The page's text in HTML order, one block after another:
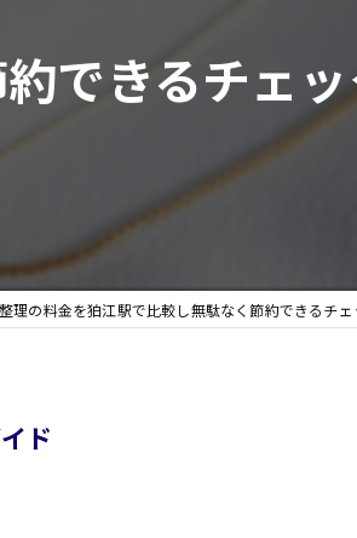
時計
金貨
ネックレス
できるチェ
理の料金を狛江駅で比較し無駄なく節約できるチ
ド